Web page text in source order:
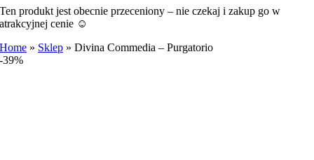
Ten produkt jest obecnie przeceniony – nie czekaj i zakup go w
atrakcyjnej cenie ☺️
Home » Sklep »Divina Commedia – Purgatorio
-39%